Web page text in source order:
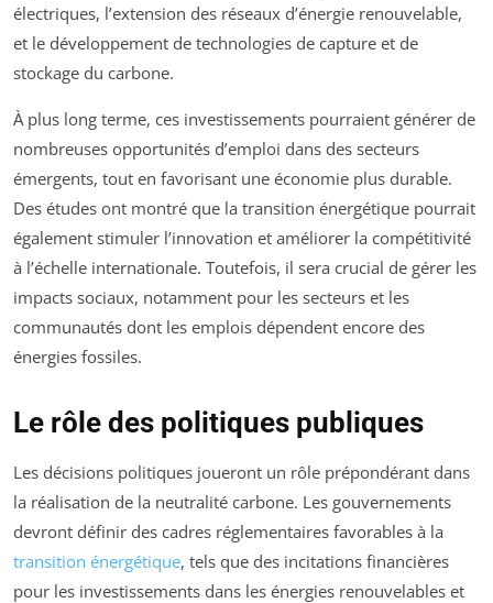
électriques, l’extension des réseaux d’énergie renouvelable,
et le développement de technologies de capture et de
stockage du carbone.
À plus long terme, ces investissements pourraient générer de
nombreuses opportunités d’emploi dans des secteurs
émergents, tout en favorisant une économie plus durable.
Des études ont montré que la transition énergétique pourrait
également stimuler l’innovation et améliorer la compétitivité
à l’échelle internationale. Toutefois, il sera crucial de gérer les
impacts sociaux, notamment pour les secteurs et les
communautés dont les emplois dépendent encore des
énergies fossiles.
Le rôle des politiques publiques
Les décisions politiques joueront un rôle prépondérant dans
la réalisation de la neutralité carbone. Les gouvernements
devront définir des cadres réglementaires favorables à la
transition énergétique, tels que des incitations financières
pour les investissements dans les énergies renouvelables et